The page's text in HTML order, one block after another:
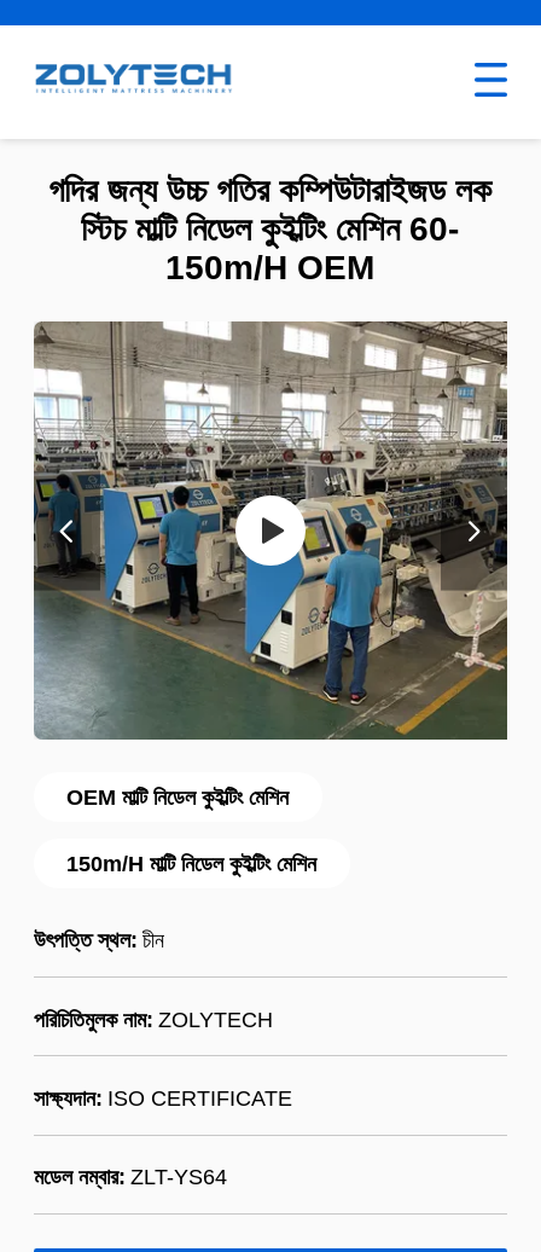
OEM মাল্টি নিডেল কুইল্টিং মেশিন
150m/H মাল্টি নিডেল কুইল্টিং মেশিন
উৎপত্তি স্থল: চীন
পরিচিতিমুলক নাম: ZOLYTECH
সাক্ষ্যদান: ISO CERTIFICATE
মডেল নম্বার: ZLT-YS64
গদির জন্য উচ্চ গতির কম্পিউটারাইজড লক
স্টিচ মাল্টি নিডেল কুইল্টিং মেশিন 60-
150m/H OEM